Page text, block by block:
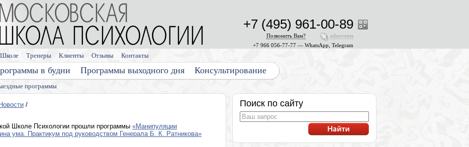
программы
в будни Программы выходного дня Консультирование
Тренеры Клиенты Отзывы Контакты
+7 966 056-77-77 — WhatsApp, Telegram
eduevents
Позвонить Вам?
+7 (495) 961-00-89
Новости /
Школе Психологии прошли программы «Манипуляции
ума. Практикум под руководством Генерала Б. К. Ратникова»
Поиск по сайту